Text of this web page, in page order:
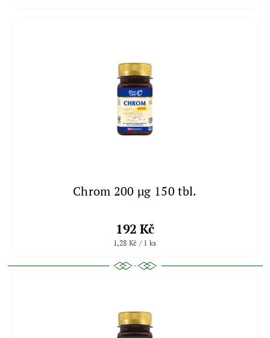
Chrom 200 μg 150 tbl.
192 Kč
1,28 Kč / 1 ks